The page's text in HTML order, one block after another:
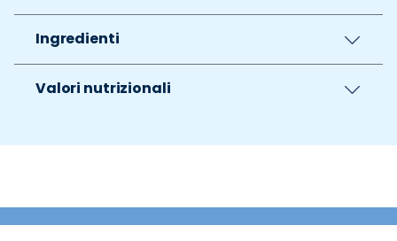
Ingredienti
Valori nutrizionali